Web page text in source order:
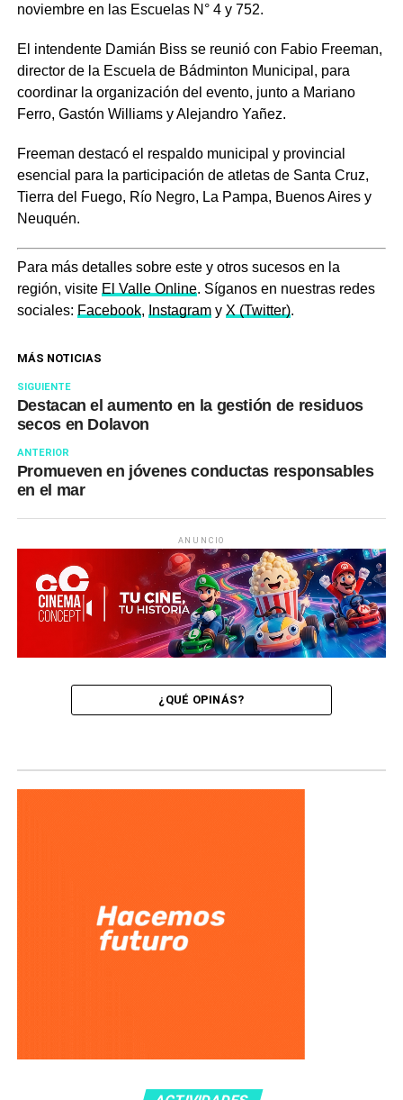
noviembre en las Escuelas N° 4 y 752.
El intendente Damián Biss se reunió con Fabio Freeman,
director de la Escuela de Bádminton Municipal, para
coordinar la organización del evento, junto a Mariano
Ferro, Gastón Williams y Alejandro Yañez.
Freeman destacó el respaldo municipal y provincial
esencial para la participación de atletas de Santa Cruz,
Tierra del Fuego, Río Negro, La Pampa, Buenos Aires y
Neuquén.
Para más detalles sobre este y otros sucesos en la
región, visite El Valle Online. Síganos en nuestras redes
sociales: Facebook, Instagramy X (Twitter).
MÁS NOTICIAS
SIGUIENTE
Destacan el aumento en la gestión de residuos
secos en Dolavon
ANTERIOR
Promueven en jóvenes conductas responsables
en el mar
ANUNCIO
¿QUÉ OPINÁS?